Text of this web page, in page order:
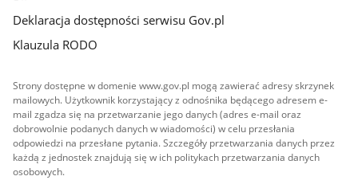
Deklaracja dostępności serwisu Gov.pl
Klauzula RODO
Strony dostępne w domenie www.gov.pl mogą zawierać adresy skrzynek
mailowych. Użytkownik korzystający z odnośnika będącego adresem e-
mail zgadza się na przetwarzanie jego danych (adres e-mail oraz
dobrowolnie podanych danych w wiadomości) w celu przesłania
odpowiedzi na przesłane pytania. Szczegóły przetwarzania danych przez
każdą z jednostek znajdują się w ich politykach przetwarzania danych
osobowych.